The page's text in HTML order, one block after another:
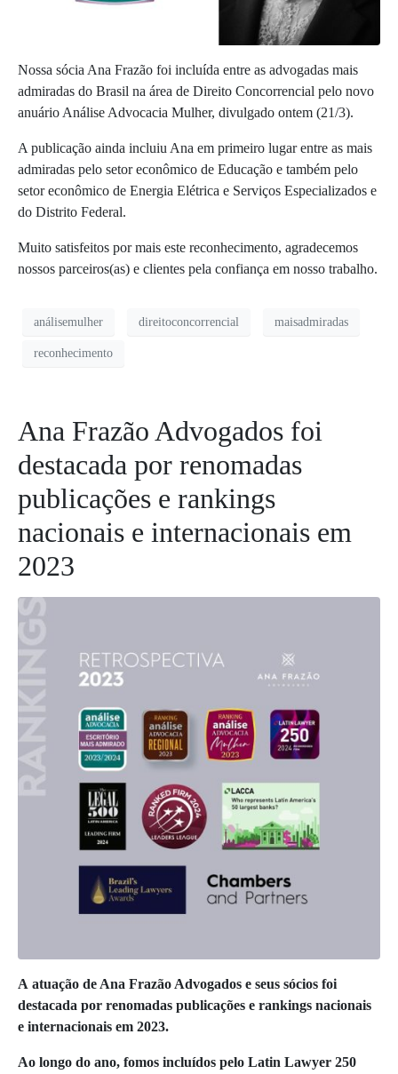
Nossa sócia Ana Frazão foi incluída entre as advogadas mais
admiradas do Brasil na área de Direito Concorrencial pelo novo
anuário Análise Advocacia Mulher, divulgado ontem (21/3).
A publicação ainda incluiu Ana em primeiro lugar entre as mais
admiradas pelo setor econômico de Educação e também pelo
setor econômico de Energia Elétrica e Serviços Especializados e
do Distrito Federal.
Muito satisfeitos por mais este reconhecimento, agradecemos
nossos parceiros(as) e clientes pela confiança em nosso trabalho.
análisemulher direitoconcorrencial maisadmiradas
reconhecimento
Ana Frazão Advogados foi
destacada por renomadas
publicações e rankings
nacionais e internacionais em
2023
A atuação de Ana Frazão Advogados e seus sócios foi
destacada por renomadas publicações e rankings nacionais
e internacionais em 2023.
Ao longo do ano, fomos incluídos pelo Latin Lawyer 250